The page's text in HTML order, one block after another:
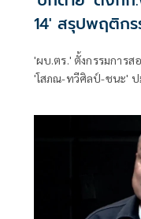
14' สรุปพฤติก
'ผบ.ตร.' ตั้งกรรมการส
'โสภณ-ทวีศิลป์-ชนะ'